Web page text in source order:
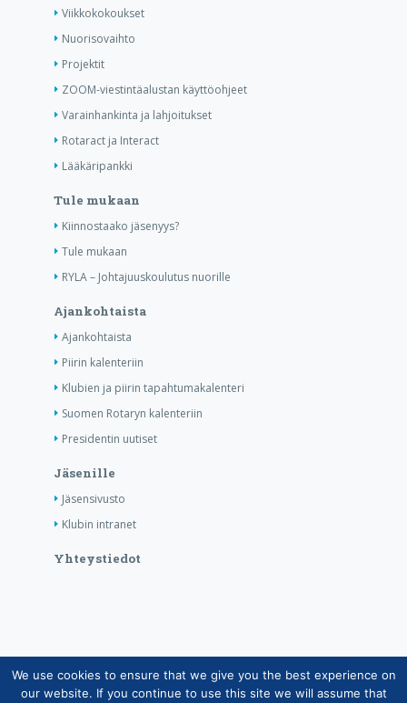
Viikkokokoukset
Nuorisovaihto
Projektit
ZOOM-viestintäalustan käyttöohjeet
Varainhankinta ja lahjoitukset
Rotaract ja Interact
Lääkäripankki
Tule mukaan
Kiinnostaako jäsenyys?
Tule mukaan
RYLA – Johtajuuskoulutus nuorille
Ajankohtaista
Ajankohtaista
Piirin kalenteriin
Klubien ja piirin tapahtumakalenteri
Suomen Rotaryn kalenteriin
Presidentin uutiset
Jäsenille
Jäsensivusto
Klubin intranet
Yhteystiedot
Copyright © Suomen Rotarypalvelu ry 2026 |
Jäsentietojärjestelmän tietosuojaseloste|Henkilötietojen
We use cookies to ensure that we give you the best experience on
our website. If you continue to use this site we will assume that